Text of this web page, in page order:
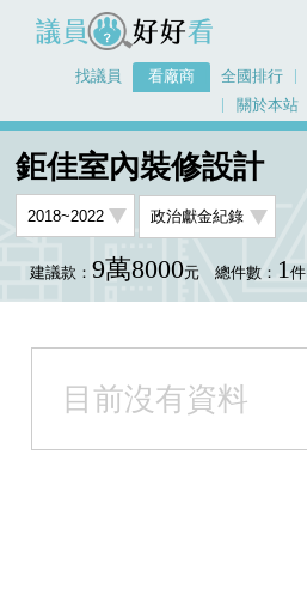
議員好好看
找議員 看廠商 全國排行
關於本站
看廠商
鉅佳室內裝修設計
建議款： 9萬8000元 總件數： 1件
目前沒有資料